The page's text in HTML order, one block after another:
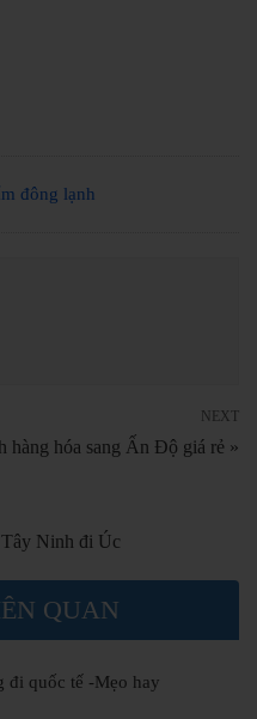
đông lạnh
NEXT
hàng hóa sang Ấn Độ giá rẻ »
Tây Ninh đi Úc
QUAN
đi quốc tế -Mẹo hay